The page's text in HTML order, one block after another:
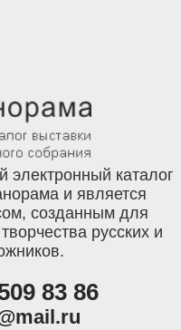
электронный каталог
и является
созданным для
русских и
83 86